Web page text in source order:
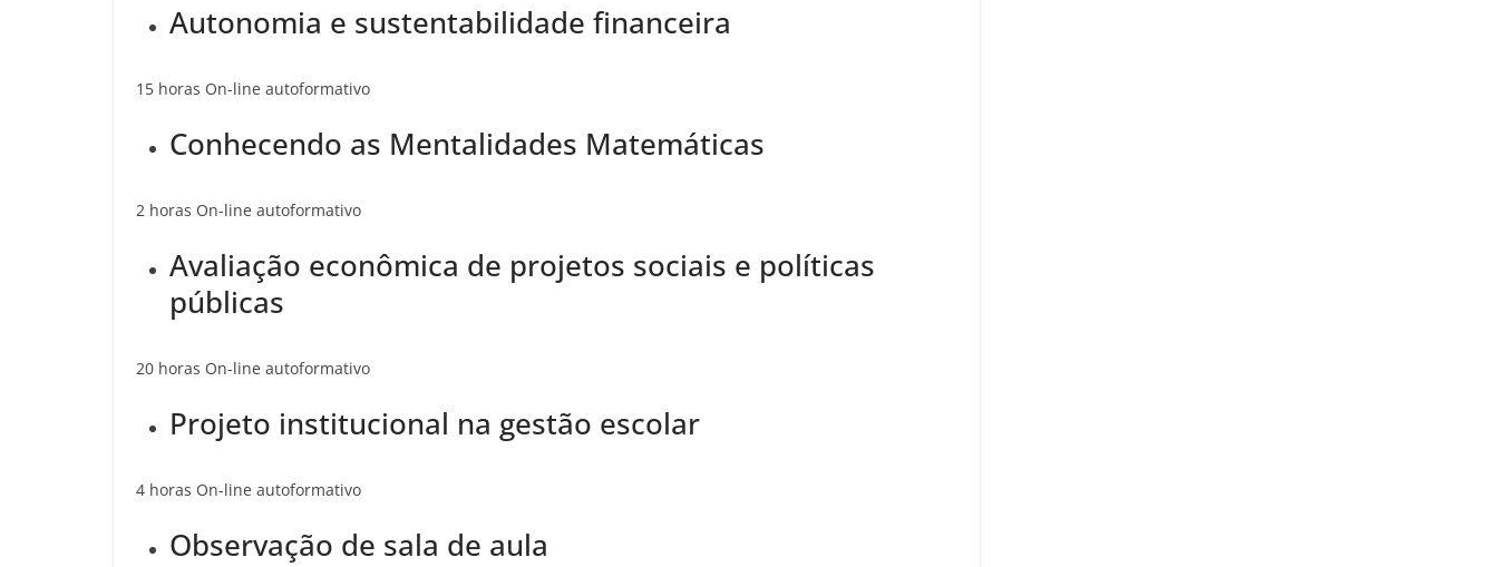
Autonomia e sustentabilidade financeira
15 horas On-line autoformativo
Conhecendo as Mentalidades Matemáticas
2 horas On-line autoformativo
Avaliação econômica de projetos sociais e políticas
públicas
20 horas On-line autoformativo
Projeto institucional na gestão escolar
4 horas On-line autoformativo
Observação de sala de aula